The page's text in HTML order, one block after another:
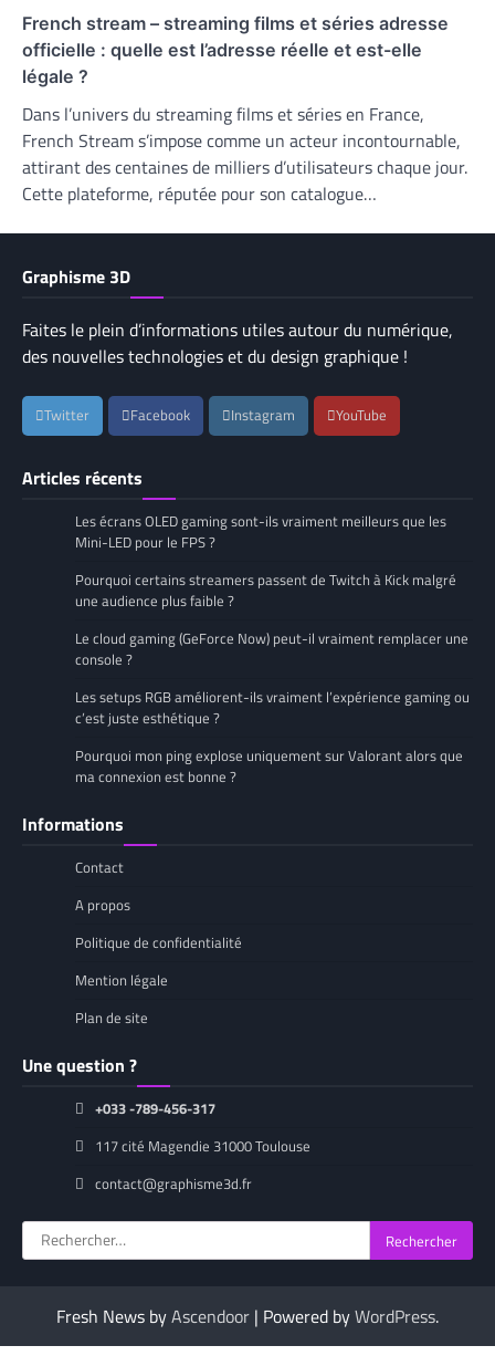
French stream – streaming films et séries adresse
officielle : quelle est l’adresse réelle et est-elle
légale ?
Dans l’univers du streaming films et séries en France,
French Stream s’impose comme un acteur incontournable,
attirant des centaines de milliers d’utilisateurs chaque jour.
Cette plateforme, réputée pour son catalogue…
Graphisme 3D
Faites le plein d’informations utiles autour du numérique,
des nouvelles technologies et du design graphique !
Twitter Facebook Instagram YouTube
Articles récents
Les écrans OLED gaming sont-ils vraiment meilleurs que les
Mini-LED pour le FPS ?
Pourquoi certains streamers passent de Twitch à Kick malgré
une audience plus faible ?
Le cloud gaming (GeForce Now) peut-il vraiment remplacer une
console ?
Les setups RGB améliorent-ils vraiment l’expérience gaming ou
c’est juste esthétique ?
Pourquoi mon ping explose uniquement sur Valorant alors que
ma connexion est bonne ?
Informations
Contact
A propos
Politique de confidentialité
Mention légale
Plan de site
Une question ?
+033 -789-456-317
117 cité Magendie 31000 Toulouse
contact@graphisme3d.fr
Rechercher :
Fresh News byAscendoor | Powered byWordPress.